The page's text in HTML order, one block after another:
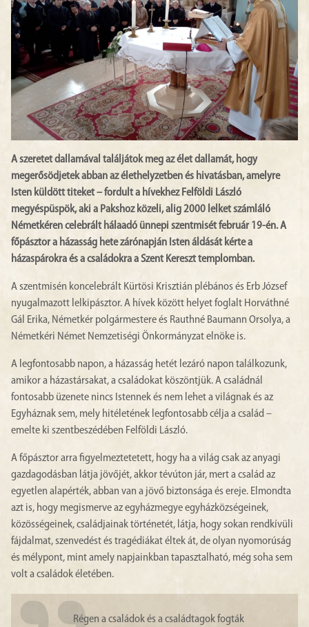
A szeretet dallamával találjátok meg az élet dallamát, hogy
megerősödjetek abban az élethelyzetben és hivatásban, amelyre
Isten küldött titeket – fordult a hívekhez Felföldi László
megyéspüspök, aki a Pakshoz közeli, alig 2000 lelket számláló
Németkéren celebrált hálaadó ünnepi szentmisét február 19-én. A
főpásztor a házasság hete zárónapján Isten áldását kérte a
házaspárokra és a családokra a Szent Kereszt templomban.
A szentmisén koncelebrált Kürtösi Krisztián plébános és Erb József
nyugalmazott lelkipásztor. A hívek között helyet foglalt Horváthné
Gál Erika, Németkér polgármestere és Rauthné Baumann Orsolya, a
Németkéri Német Nemzetiségi Önkormányzat elnöke is.
A legfontosabb napon, a házasság hetét lezáró napon találkozunk,
amikor a házastársakat, a családokat köszöntjük. A családnál
fontosabb üzenete nincs Istennek és nem lehet a világnak és az
Egyháznak sem, mely hitéletének legfontosabb célja a család –
emelte ki szentbeszédében Felföldi László.
A főpásztor arra figyelmeztetetett, hogy ha a világ csak az anyagi
gazdagodásban látja jövőjét, akkor tévúton jár, mert a család az
egyetlen alapérték, abban van a jövő biztonsága és ereje. Elmondta
azt is, hogy megismerve az egyházmegye egyházközségeinek,
közösségeinek, családjainak történetét, látja, hogy sokan rendkívüli
fájdalmat, szenvedést és tragédiákat éltek át, de olyan nyomorúság
és mélypont, mint amely napjainkban tapasztalható, még soha sem
volt a családok életében.
Régen a családok és a családtagok fogták